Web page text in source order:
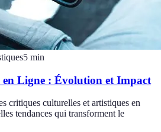
5 min
Ligne : Évolution et Impact
critiques culturelles et artistiques en
tendances qui transforment le